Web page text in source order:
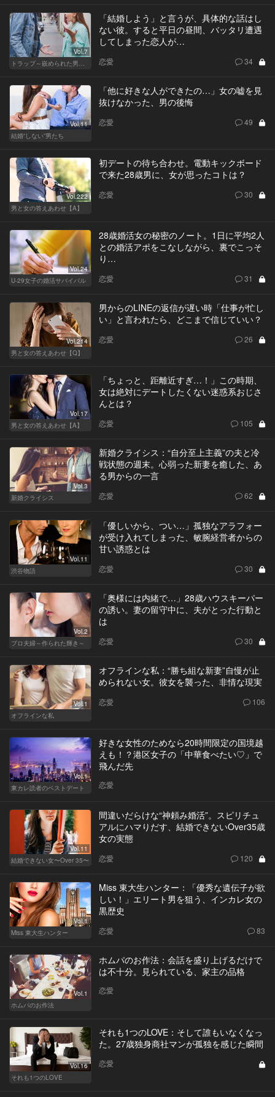
Vol.7
トラップ～嵌められた男と女～
「結婚しよう」と言うが、具体的な話はし
ない彼。すると平日の昼間、バッタリ遭遇
してしまった恋人が…
恋愛 34
Vol.11
結婚“しない”男たち
「他に好きな人ができたの…」女の嘘を見
抜けなかった、男の後悔
恋愛 49
Vol.222
男と女の答えあわせ【A】
初デートの待ち合わせ。電動キックボード
で来た28歳男に、女が思ったコトは？
恋愛 30
Vol.24
U-29女子の婚活サバイバル
28歳婚活女の秘密のノート。1日に平均2人
との婚活アポをこなしながら、裏でこっそ
り…
恋愛 31
Vol.214
男と女の答えあわせ【Q】
男からのLINEの返信が遅い時「仕事が忙し
い」と言われたら、どこまで信じていい？
恋愛 26
Vol.17
男と女の答えあわせ【A】
「ちょっと、距離近すぎ…！」この時期、
女は絶対にデートしたくない迷惑系おじさ
んとは？
恋愛 105
Vol.3
新婚クライシス
新婚クライシス：“自分至上主義”の夫と冷
戦状態の週末。心弱った新妻を癒した、あ
る男からの一言
恋愛 62
Vol.11
渋谷物語
「優しいから、つい…」孤独なアラフォー
が受け入れてしまった、敏腕経営者からの
甘い誘惑とは
恋愛 30
Vol.2
プロ夫婦～作られた輝き～
「奥様には内緒で…」28歳ハウスキーパー
の誘い。妻の留守中に、夫がとった行動と
は
恋愛 30
Vol.1
オフラインな私
オフラインな私：“勝ち組な新妻”自慢が止
められない女。彼女を襲った、非情な現実
恋愛 106
Vol.1
東カレ読者のベストデート
好きな女性のためなら20時間限定の国境越
えも！？港区女子の「中華食べたい♡」で
飛んだ先
恋愛
Vol.11
結婚できない女〜Over 35〜
間違いだらけな“神頼み婚活”。スピリチュ
アルにハマりだす、結婚できないOver35歳
女の実態
恋愛 120
Vol.1
Miss 東大生ハンター
Miss 東大生ハンター：「優秀な遺伝子が欲
しい！」エリート男を狙う、インカレ女の
黒歴史
恋愛 83
Vol.1
ホムパのお作法
ホムパのお作法：会話を盛り上げるだけで
は不十分。見られている、家主の品格
恋愛
Vol.16
それも1つのLOVE
それも1つのLOVE：そして誰もいなくなっ
た。27歳独身商社マンが孤独を感じた瞬間
恋愛